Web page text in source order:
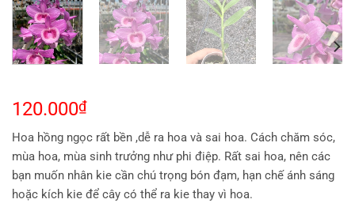
120.000₫
Hoa hồng ngọc rất bền ,dễ ra hoa và sai hoa. Cách chăm sóc,
mùa hoa, mùa sinh trưởng như phi điệp. Rất sai hoa, nên các
bạn muốn nhân kie cần chú trọng bón đạm, hạn chế ánh sáng
hoặc kích kie để cây có thể ra kie thay vì hoa.